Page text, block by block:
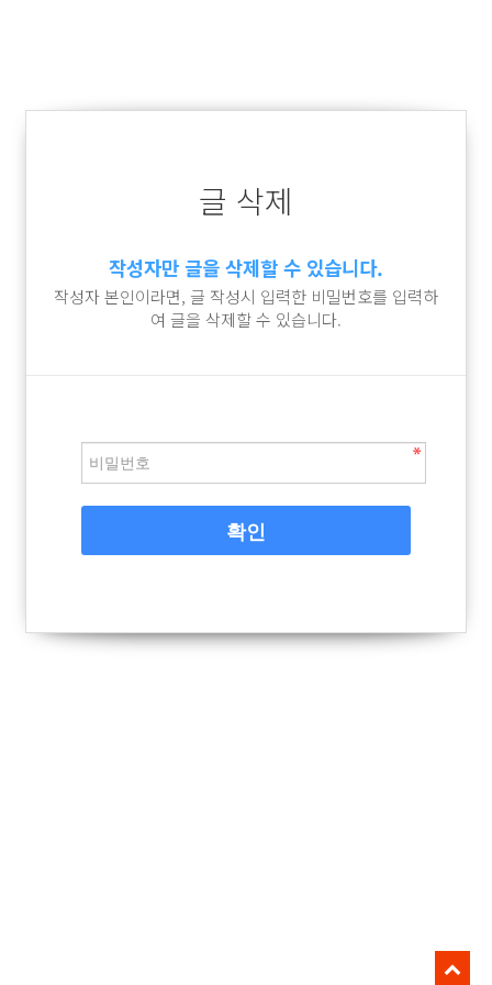
글 삭제
작성자만 글을 삭제할 수 있습니다.
작성자 본인이라면, 글 작성시 입력한 비밀번호를 입력하
여 글을 삭제할 수 있습니다.